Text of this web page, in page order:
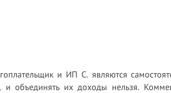
и ИП С. являются
и объединять их доходы нельзя.